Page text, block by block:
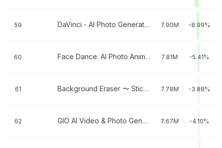
59 DaVinci - AI Photo Generator 7.90M -8.99%
60 Face Dance: AI Photo Animator 7.81M -5.41%
61 Background Eraser 〜 Stickers 7.78M -3.88%
62 GIO AI Video & Photo Generator 7.67M -4.10%